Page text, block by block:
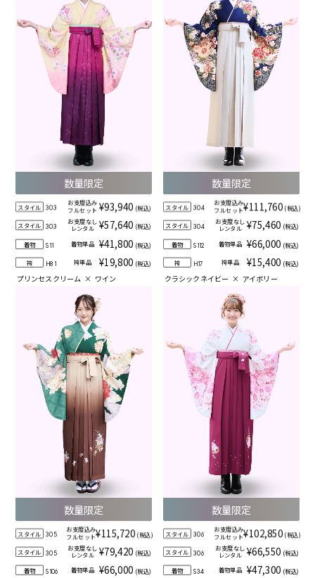
数量限定
スタイル 303
お支度込み
フルセット ¥93,940 (税込)
スタイル 303
お支度なし
レンタル
¥57,640 (税込)
着物 S11 着物単品 ¥41,800 (税込)
袴 H81 袴単品 ¥19,800 (税込)
プリンセスクリーム × ワイン
数量限定
スタイル 304
お支度込み
フルセット¥111,760 (税込)
スタイル 304
お支度なし
レンタル ¥75,460 (税込)
着物 S112 着物単品 ¥66,000 (税込)
袴 H17 袴単品 ¥15,400 (税込)
クラシックネイビー × アイボリー
数量限定
スタイル 305
お支度込み
フルセット¥115,720 (税込)
スタイル 305
お支度なし
レンタル
¥79,420 (税込)
着物 S106 着物単品 ¥66,000 (税込)
数量限定
スタイル 306
お支度込み
フルセット¥102,850 (税込)
スタイル 306
お支度なし
レンタル ¥66,550 (税込)
着物 S34 着物単品 ¥47,300 (税込)